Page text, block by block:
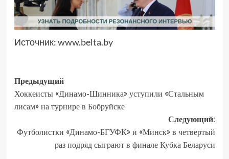
Источник:www.belta.by
Предыдущий
Хоккеисты «Динамо-Шинника» уступили «Стальным
лисам» на турнире в Бобруйске
Следующий:
Футболистки «Динамо-БГУФК» и «Минск» в четвертый
раз подряд сыграют в финале Кубка Беларуси